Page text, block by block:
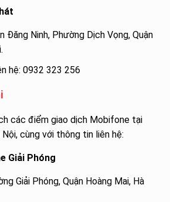
Đăng Ninh, Phường Dịch Vọng, Quận
hệ: 0932 323 256
các điểm giao dịch Mobifone tại
Nội, cùng với thông tin liên hệ:
Giải Phóng
Giải Phóng, Quận Hoàng Mai, Hà